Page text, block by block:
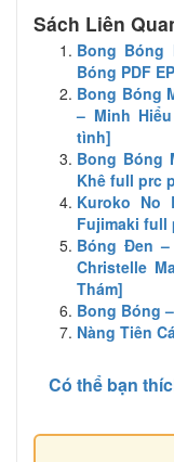
Sách Liên
Bong Bóng
Bóng PDF
Bong Bóng
– Minh
tình]
Bong Bóng
Khê full prc
Kuroko No
Fujimaki full
Bóng Đen
Christelle
Thám]
Bong Bóng
Nàng Tiên
Có thể bạn